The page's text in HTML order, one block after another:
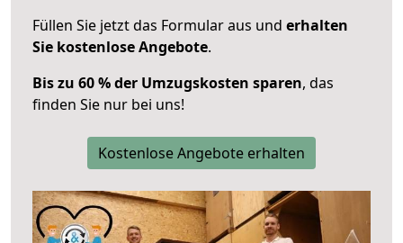
Füllen Sie jetzt das Formular aus und erhalten
Sie kostenlose Angebote.
Bis zu 60 % der Umzugskosten sparen, das
finden Sie nur bei uns!
Kostenlose Angebote erhalten